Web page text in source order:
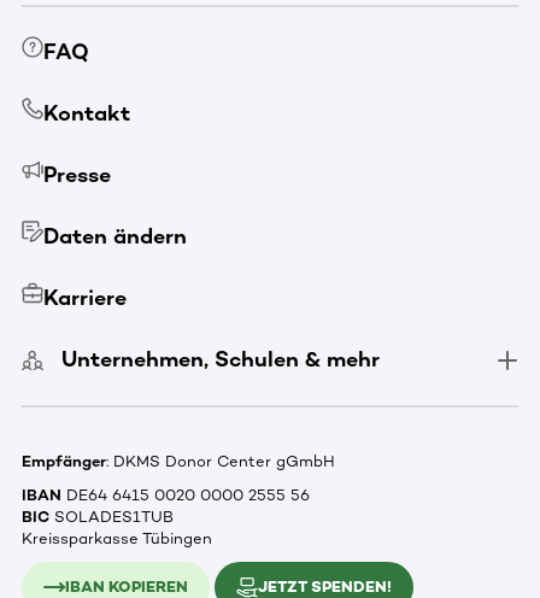
FAQ
Kontakt
Presse
Daten ändern
Karriere
Unternehmen, Schulen & mehr
Empfänger: DKMS Donor Center gGmbH
IBAN DE64 6415 0020 0000 2555 56
BIC SOLADES1TUB
Kreissparkasse Tübingen
IBAN KOPIEREN JETZT SPENDEN!